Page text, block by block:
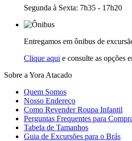
Segunda à Sexta: 7h35 - 17h20
Entregamos em ônibus de
Clique aqui e consulte as opções
Sobre a Yora Atacado
Quem Somos
Nosso Endereço
Como Revender Roupa Infantil
Perguntas Frequentes para
Tabela de Tamanhos
Guia de Excursões para o Brás